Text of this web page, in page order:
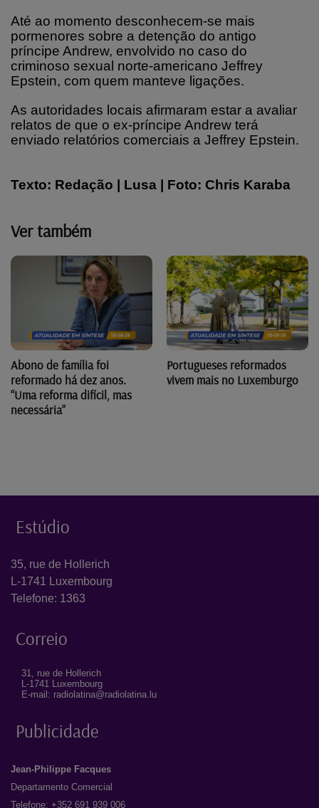
Até ao momento desconhecem-se mais
pormenores sobre a detenção do antigo
príncipe Andrew, envolvido no caso do
criminoso sexual norte-americano Jeffrey
Epstein, com quem manteve ligações.
As autoridades locais afirmaram estar a avaliar
relatos de que o ex-príncipe Andrew terá
enviado relatórios comerciais a Jeffrey Epstein.
Texto: Redação | Lusa | Foto: Chris Karaba
Ver também
Abono de família foi
reformado há dez anos.
“Uma reforma difícil, mas
necessária”
Portugueses reformados
vivem mais no Luxemburgo
Estúdio
35, rue de Hollerich
L-1741 Luxembourg
Telefone: 1363
Correio
31, rue de Hollerich
L-1741 Luxembourg
E-mail: radiolatina@radiolatina.lu
Publicidade
Jean-Philippe Facques
Departamento Comercial
Telefone: +352 691 939 006